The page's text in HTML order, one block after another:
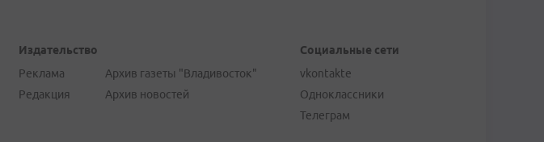
Издательство
Реклама
Редакция
Архив газеты "Владивосток"
Архив новостей
Социальные сети
vkontakte
Одноклассники
Телеграм